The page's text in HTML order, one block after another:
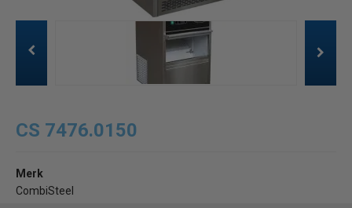
CS 7476.0150
Merk
CombiSteel